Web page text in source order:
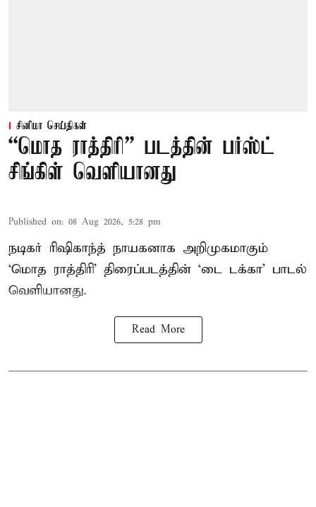
சினிமா செய்திகள்
“மொத ராத்திரி” படத்தின் பர்ஸ்ட்
சிங்கிள் வெளியானது
Published on: 08 Aug 2026, 5:28 pm
நடிகர் ரிஷிகாந்த் நாயகனாக அறிமுகமாகும்
‘மொத ராத்திரி’ திரைப்படத்தின் ‘டை டக்கா’ பாடல்
வெளியானது.
Read More